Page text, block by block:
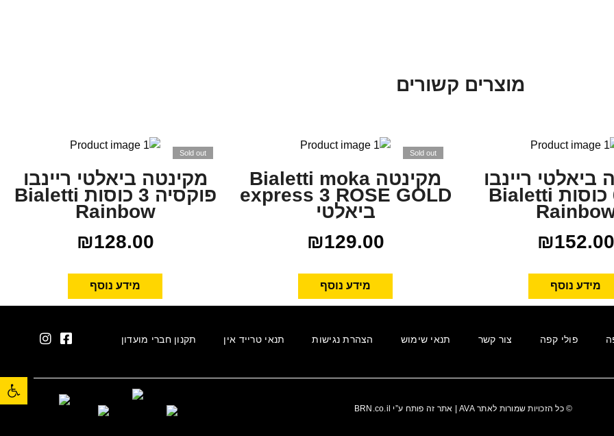
פתח סרגל נגישות
מוצרים קשורים
ביאלטי ריינבו
ירוק 6 כוסות Bialetti
₪152.00
מידע נוסף
Sold out
מקינטה Bialetti moka
express 3 ROSE GOLD
ביאלטי
₪129.00
מידע נוסף
Sold out
מקינטה ביאלטי ריינבו
פוקסיה 3 כוסות Bialetti
Rainbow
₪128.00
מידע נוסף
פולי קפה צור קשר תנאי שימוש הצהרת נגישות תנאי טרייד אין תקנון חברי מועדון
© כל הזכויות שמורות לאתרAVA| אתר זה פותח ע”י BRN.co.il